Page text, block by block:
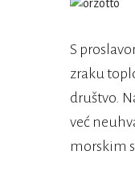
S
zraku
društvo.
već
morskim